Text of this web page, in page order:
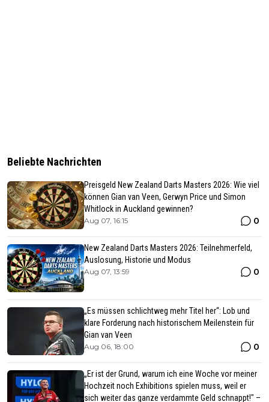
Beliebte Nachrichten
Preisgeld New Zealand Darts Masters 2026: Wie viel
können Gian van Veen, Gerwyn Price und Simon
Whitlock in Auckland gewinnen?
Aug 07, 16:15 0
New Zealand Darts Masters 2026: Teilnehmerfeld,
Auslosung, Historie und Modus
Aug 07, 13:59 0
„Es müssen schlichtweg mehr Titel her“: Lob und
klare Forderung nach historischem Meilenstein für
Gian van Veen
Aug 06, 18:00 0
„Er ist der Grund, warum ich eine Woche vor meiner
Hochzeit noch Exhibitions spielen muss, weil er
sich weiter das ganze verdammte Geld schnappt!" –